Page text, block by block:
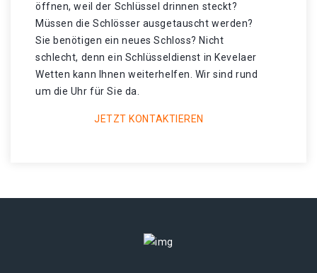
öffnen, weil der Schlüssel drinnen steckt?
Müssen die Schlösser ausgetauscht werden?
Sie benötigen ein neues Schloss? Nicht
schlecht, denn ein Schlüsseldienst in Kevelaer
Wetten kann Ihnen weiterhelfen. Wir sind rund
um die Uhr für Sie da.
JETZT KONTAKTIEREN